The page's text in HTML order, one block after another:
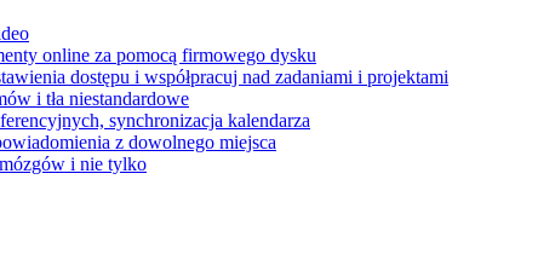
online za pomocą firmowego dysku
dostępu i współpracuj nad zadaniami i projektami
i tła niestandardowe
synchronizacja kalendarza
z dowolnego miejsca
i nie tylko